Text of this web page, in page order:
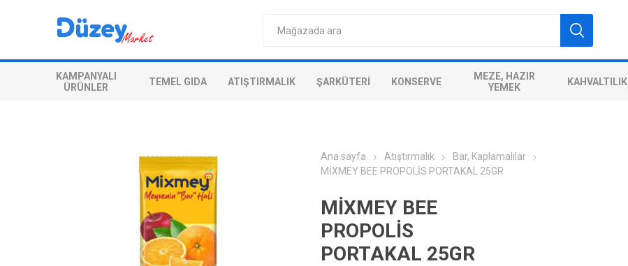
KAMPANYALI
ÜRÜNLER
TEMEL GIDA ATIŞTIRMALIK ŞARKÜTERI KONSERVE
MEZE, HAZIR
YEMEK
KAHVALTILIK
Ana sayfa Atıştırmalık
Bar, Kaplamalılar
MİXMEY BEE PROPOLİS PORTAKAL 25GR
MİXMEY BEE
PROPOLİS
PORTAKAL 25GR